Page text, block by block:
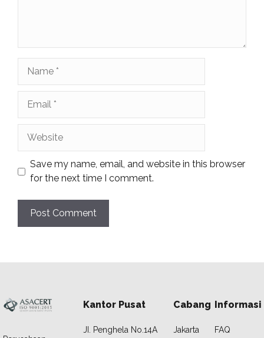
Save my name, email, and website in this browser
for the next time I comment.
Kantor Pusat
JI. Penghela No.14A
Cabang
Jakarta
Informasi
FAQ